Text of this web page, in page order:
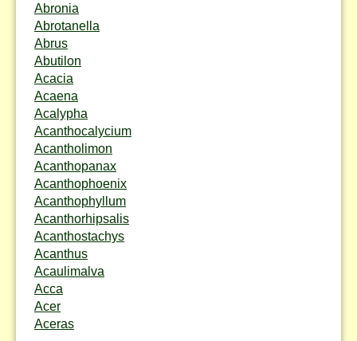
Abronia
Abrotanella
Abrus
Abutilon
Acacia
Acaena
Acalypha
Acanthocalycium
Acantholimon
Acanthopanax
Acanthophoenix
Acanthophyllum
Acanthorhipsalis
Acanthostachys
Acanthus
Acaulimalva
Acca
Acer
Aceras